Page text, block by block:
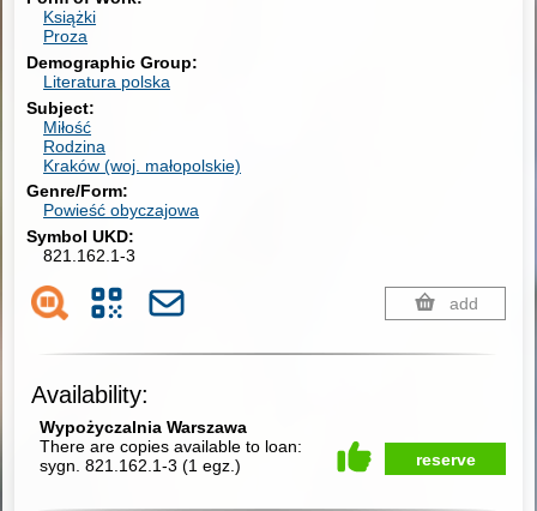
Książki
Proza
Demographic Group
Literatura polska
Subject
Miłość
Rodzina
Kraków (woj. małopolskie)
Genre/Form
Powieść obyczajowa
Symbol UKD
821.162.1-3
add
Availability:
Wypożyczalnia Warszawa
There are copies available to loan:
sygn. 821.162.1-3(1 egz.) reserve